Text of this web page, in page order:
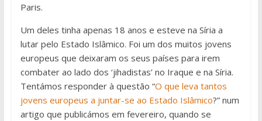
Paris.
Um deles tinha apenas 18 anos e esteve na Síria a
lutar pelo Estado Islâmico. Foi um dos muitos jovens
europeus que deixaram os seus países para irem
combater ao lado dos ‘jihadistas’ no Iraque e na Síria.
Tentámos responder à questão “O que leva tantos
jovens europeus a juntar-se ao Estado Islâmico?” num
artigo que publicámos em fevereiro, quando se